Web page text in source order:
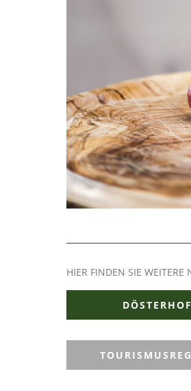
HIER FINDEN SIE
DÖSTERHOF